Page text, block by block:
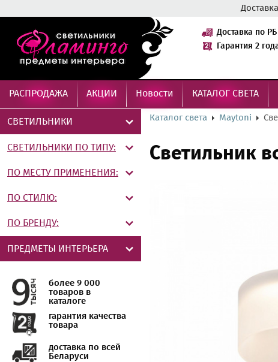
Доставка по РБ
Гарантия 2
РАСПРОДАЖА АКЦИИ Новости КАТАЛОГ СВЕТА
СВЕТИЛЬНИКИ
СВЕТИЛЬНИКИ ПО ТИПУ:
ПО МЕСТУ ПРИМЕНЕНИЯ:
ПО СТИЛЮ:
ПО БРЕНДУ:
ПРЕДМЕТЫ ИНТЕРЬЕРА
более 9 000
товаров в
каталоге
гарантия качества
товара
доставка по всей
Беларуси
Каталог света Maytoni
Светильник